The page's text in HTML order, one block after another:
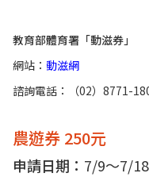
教育部體育署「動滋券」
網站： 動滋網
諮詢電話：（02）8771-
農遊券 250元
申請日期： 7/9～7/18